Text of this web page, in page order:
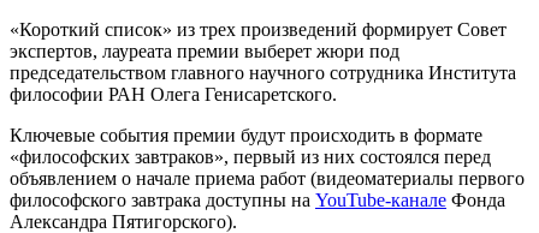
«Короткий список» из трех произведений формирует Совет
экспертов, лауреата премии выберет жюри под
председательством главного научного сотрудника Института
философии РАН Олега Генисаретского.
Ключевые события премии будут происходить в формате
«философских завтраков», первый из них состоялся перед
объявлением о начале приема работ (видеоматериалы первого
философского завтрака доступны на YouTube-канале Фонда
Александра Пятигорского).